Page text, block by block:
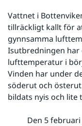
Vattnet i
tillräckligt kallt för
gynnsamma
Isutbredningen har
lufttemperatur i
Vinden har under
söderut och
bildats nyis och lite
Den 5